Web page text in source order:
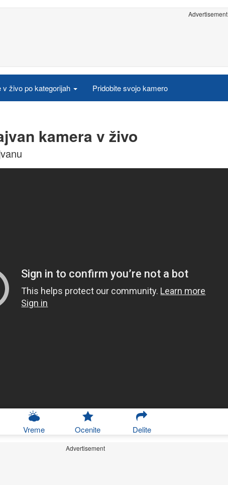
Advertisement
v živo po kategorijah Pridobite svojo kamero
kamera v živo
Vreme Ocenite Delite
Advertisement